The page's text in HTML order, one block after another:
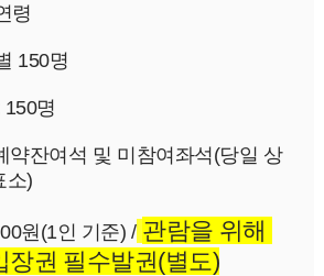
령
150명
명
약잔여석 및 미참여좌석(당일 상
소)
원(1인 기준) / 관람을 위해
장권 필수발권(별도)